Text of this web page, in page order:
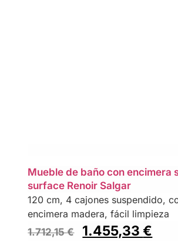
Mueble de baño con encimera
surface Renoir Salgar
120 cm, 4 cajones suspendido,
encimera madera, fácil limpieza
1.712,15€ 1.455,33€